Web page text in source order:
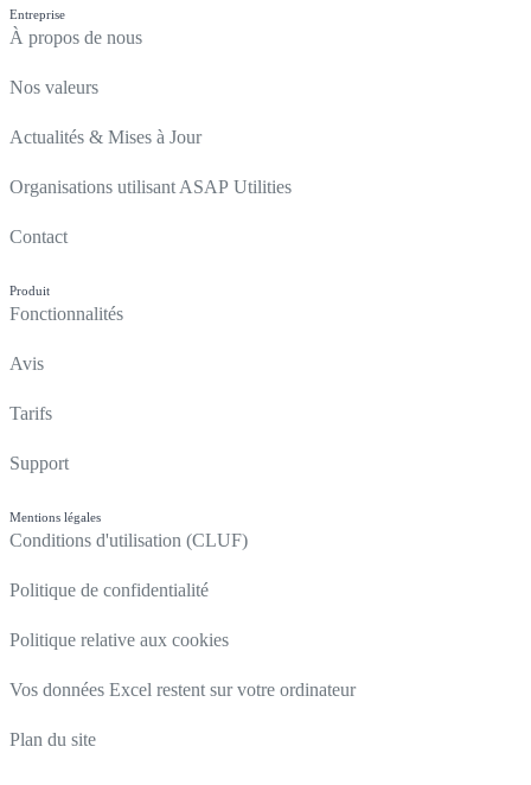
Entreprise
À propos de nous
Nos valeurs
Actualités & Mises à Jour
Organisations utilisant ASAP Utilities
Contact
Produit
Fonctionnalités
Avis
Tarifs
Support
Mentions légales
Conditions d'utilisation (CLUF)
Politique de confidentialité
Politique relative aux cookies
Vos données Excel restent sur votre ordinateur
Plan du site